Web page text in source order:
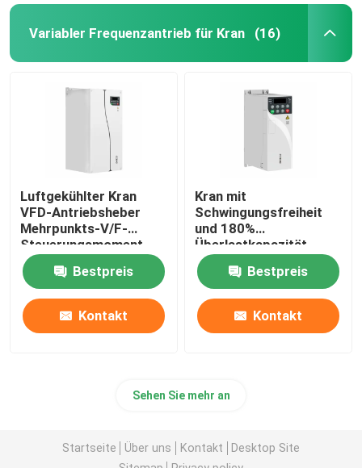
Variabler Frequenzantrieb für Kran (16)
Luftgekühlter Kran
VFD-Antriebsheber
Mehrpunkts-V/F-
Steuerungsmoment
Bestpreis
Kontakt
Kran mit
Schwingungsfreiheit
und 180%
Überlastkapazität
Bestpreis
Kontakt
Sehen Sie mehr an
Startseite Über uns Kontakt
Desktop Site